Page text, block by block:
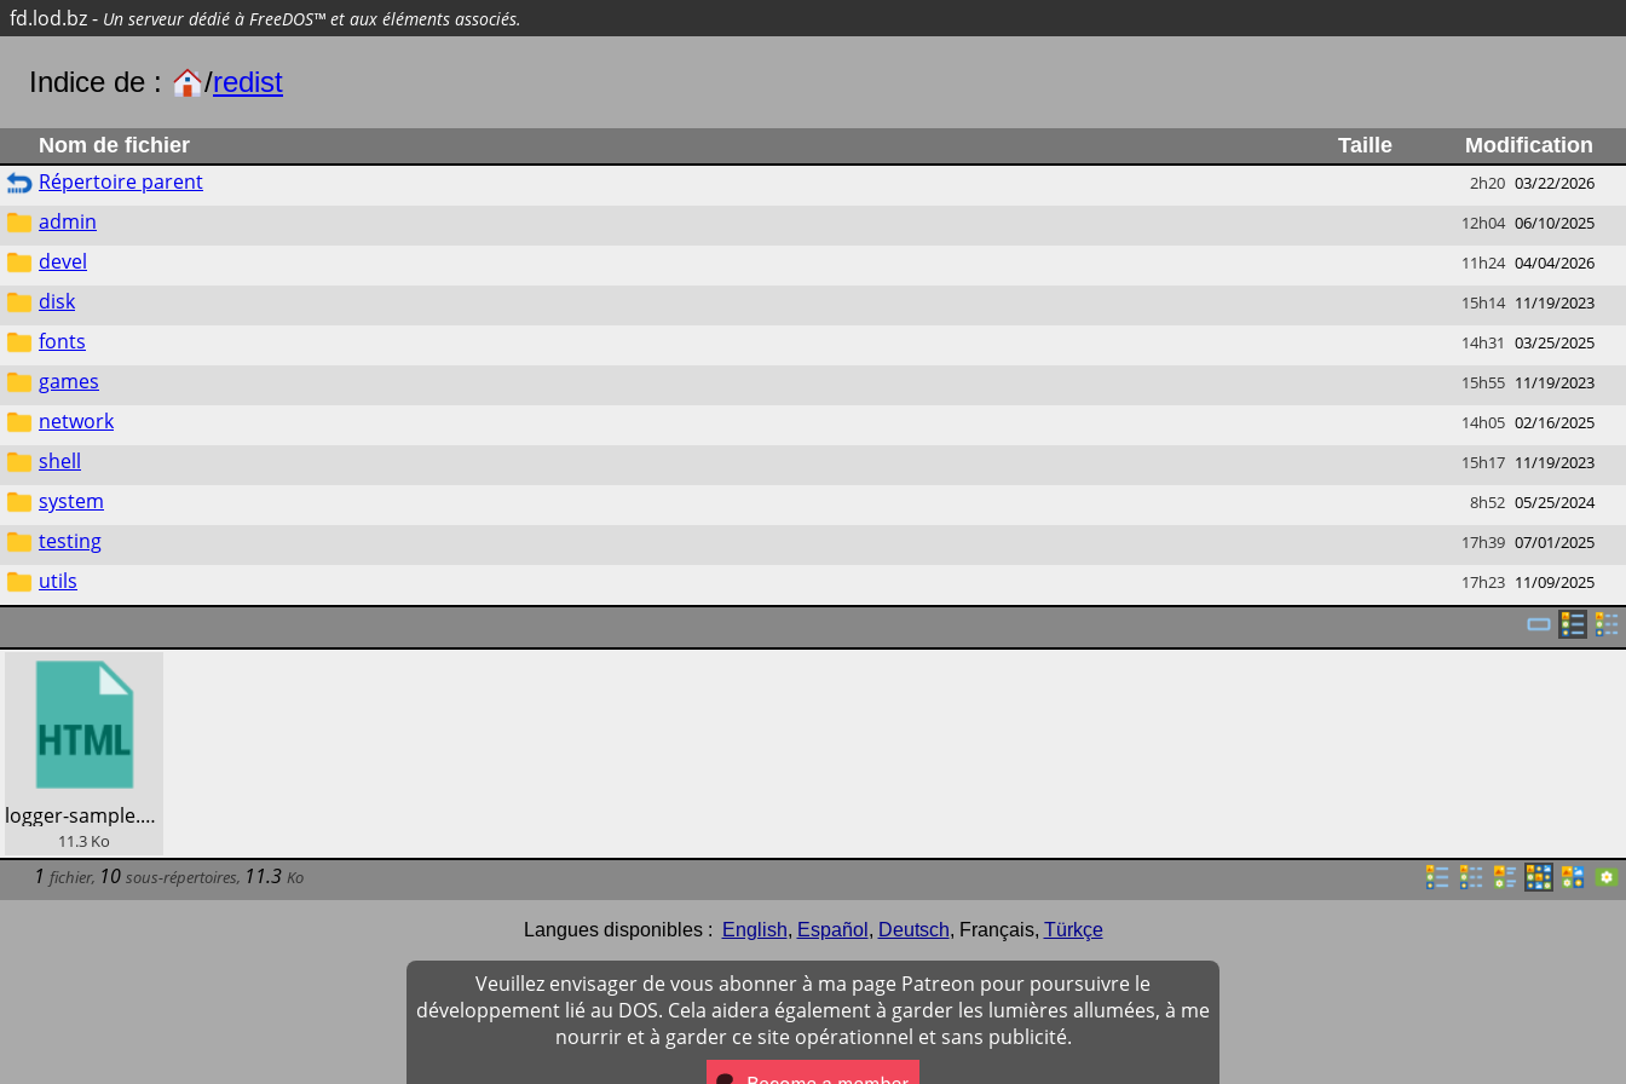
fd.lod.bz- Un serveur dédié à FreeDOS™ et aux éléments associés.
Indice de : /redist
Nom de fichier Taille Modification
Répertoire parent 2h20 03/22/2026
admin 12h04 06/10/2025
devel 11h24 04/04/2026
disk 15h14 11/19/2023
fonts 14h31 03/25/2025
games 15h55 11/19/2023
network 14h05 02/16/2025
shell 15h17 11/19/2023
system 8h52 05/25/2024
testing 17h39 07/01/2025
utils 17h23 11/09/2025
​logger-sample.html
11.3 Ko
1 fichier, 10 sous-répertoires, 11.3 Ko
Langues disponibles : English, Español , Deutsch, Français, Türkçe
Veuillez envisager de vous abonner à ma page Patreon pour poursuivre le
développement lié au DOS. Cela aidera également à garder les lumières allumées, à me
nourrir et à garder ce site opérationnel et sans publicité.